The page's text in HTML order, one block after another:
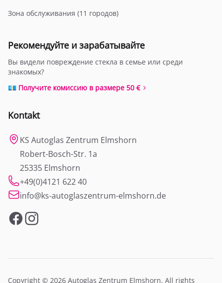
Зона обслуживания (11 городов)
Рекомендуйте и зарабатывайте
Вы видели повреждение стекла в семье или среди
знакомых?
💶 Получите комиссию в размере 50 €
Kontakt
KS Autoglas Zentrum Elmshorn
Robert-Bosch-Str. 1a
25335 Elmshorn
+49(0)4121 622 40
info@ks-autoglaszentrum-elmshorn.de
FacebookInstagram
Copyright © 2026 Autoglas Zentrum Elmshorn. All rights